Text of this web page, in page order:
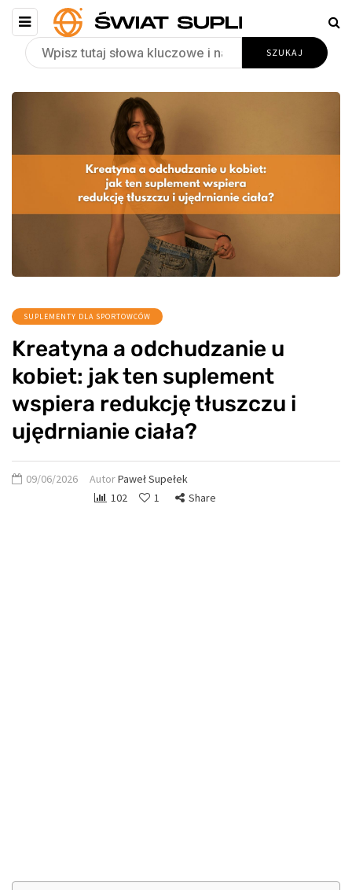
SUPLEMENTY DLA SPORTOWCÓW
Kreatyna a odchudzanie u
kobiet: jak ten suplement
wspiera redukcję tłuszczu i
ujędrnianie ciała?
09/06/2026 AutorPaweł Supełek
102
1 Share